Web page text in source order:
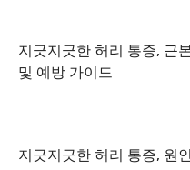
지긋지긋한 허리 통증, 근
및 예방 가이드
지긋지긋한 허리 통증, 원